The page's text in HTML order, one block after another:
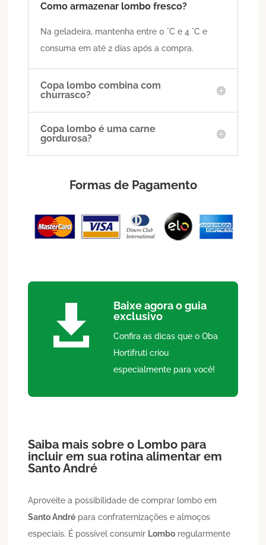
Como armazenar lombo fresco?
Na geladeira, mantenha entre 0 °C e 4 °C e
consuma em até 2 dias após a compra.
Copa lombo combina com
churrasco?
Copa lombo é uma carne
gordurosa?
Formas de Pagamento

Baixe agora o guia
exclusivo
Confira as dicas que o Oba
Hortifruti criou
especialmente para você!
Saiba mais sobre o Lombo para
incluir em sua rotina alimentar em
Santo André
Aproveite a possibilidade de comprar lombo em
Santo André para confraternizações e almoços
especiais. É possível consumir Lombo regularmente